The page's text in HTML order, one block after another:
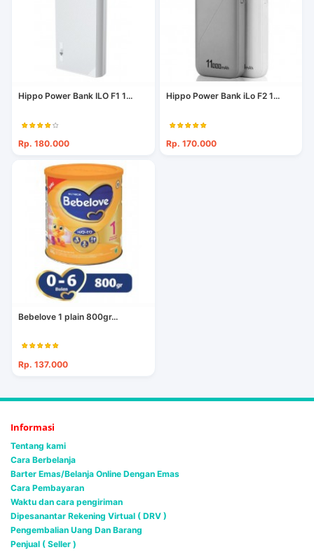
Hippo Power Bank ILO F1 1...
Rp. 180.000
Hippo Power Bank iLo F2 1...
Rp. 170.000
Bebelove 1 plain 800gr...
Rp. 137.000
Informasi
Tentang kami
Cara Berbelanja
Barter Emas/Belanja Online Dengan Emas
Cara Pembayaran
Waktu dan cara pengiriman
Dipesanantar Rekening Virtual ( DRV )
Pengembalian Uang Dan Barang
Penjual ( Seller )